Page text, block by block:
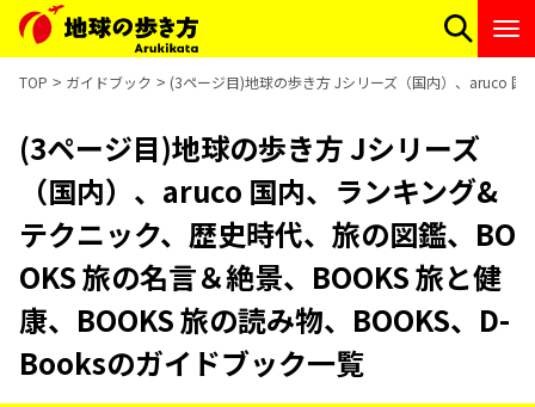
TOP ガイドブック (3ページ目)地球の歩き方 Jシリーズ（国内）、aruco 国
(3ページ目)地球の歩き方 Jシリーズ
（国内）、aruco 国内、ランキング&
テクニック、歴史時代、旅の図鑑、BO
OKS 旅の名言＆絶景、BOOKS 旅と健
康、BOOKS 旅の読み物、BOOKS、D-
Booksのガイドブック一覧